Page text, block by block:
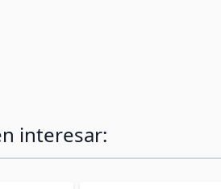
interesar: